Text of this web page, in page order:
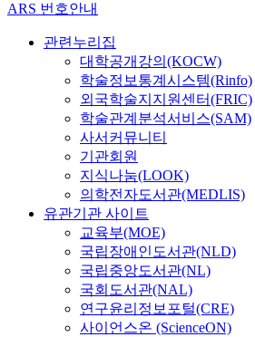
ARS 번호안내
관련누리집
대학공개강의(KOCW)
학술정보통계시스템(Rinfo)
외국학술지지원센터(FRIC)
학술관계분석서비스(SAM)
사서커뮤니티
기관회원
지식나눔(LOOK)
의학전자도서관(MEDLIS)
유관기관 사이트
교육부(MOE)
국립장애인도서관(NLD)
국립중앙도서관(NL)
국회도서관(NAL)
연구윤리정보포털(CRE)
사이언스온 (ScienceON)